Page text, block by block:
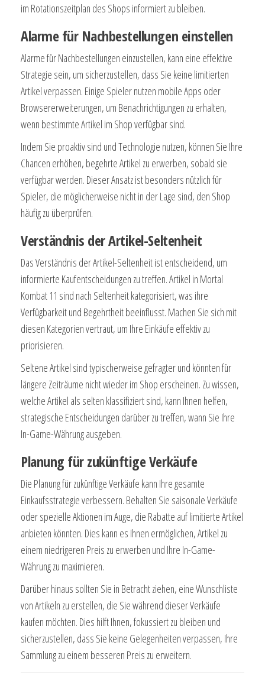
im Rotationszeitplan des Shops informiert zu bleiben.
Alarme für Nachbestellungen einstellen
Alarme für Nachbestellungen einzustellen, kann eine effektive
Strategie sein, um sicherzustellen, dass Sie keine limitierten
Artikel verpassen. Einige Spieler nutzen mobile Apps oder
Browsererweiterungen, um Benachrichtigungen zu erhalten,
wenn bestimmte Artikel im Shop verfügbar sind.
Indem Sie proaktiv sind und Technologie nutzen, können Sie Ihre
Chancen erhöhen, begehrte Artikel zu erwerben, sobald sie
verfügbar werden. Dieser Ansatz ist besonders nützlich für
Spieler, die möglicherweise nicht in der Lage sind, den Shop
häufig zu überprüfen.
Verständnis der Artikel-Seltenheit
Das Verständnis der Artikel-Seltenheit ist entscheidend, um
informierte Kaufentscheidungen zu treffen. Artikel in Mortal
Kombat 11 sind nach Seltenheit kategorisiert, was ihre
Verfügbarkeit und Begehrtheit beeinflusst. Machen Sie sich mit
diesen Kategorien vertraut, um Ihre Einkäufe effektiv zu
priorisieren.
Seltene Artikel sind typischerweise gefragter und könnten für
längere Zeiträume nicht wieder im Shop erscheinen. Zu wissen,
welche Artikel als selten klassifiziert sind, kann Ihnen helfen,
strategische Entscheidungen darüber zu treffen, wann Sie Ihre
In-Game-Währung ausgeben.
Planung für zukünftige Verkäufe
Die Planung für zukünftige Verkäufe kann Ihre gesamte
Einkaufsstrategie verbessern. Behalten Sie saisonale Verkäufe
oder spezielle Aktionen im Auge, die Rabatte auf limitierte Artikel
anbieten könnten. Dies kann es Ihnen ermöglichen, Artikel zu
einem niedrigeren Preis zu erwerben und Ihre In-Game-
Währung zu maximieren.
Darüber hinaus sollten Sie in Betracht ziehen, eine Wunschliste
von Artikeln zu erstellen, die Sie während dieser Verkäufe
kaufen möchten. Dies hilft Ihnen, fokussiert zu bleiben und
sicherzustellen, dass Sie keine Gelegenheiten verpassen, Ihre
Sammlung zu einem besseren Preis zu erweitern.